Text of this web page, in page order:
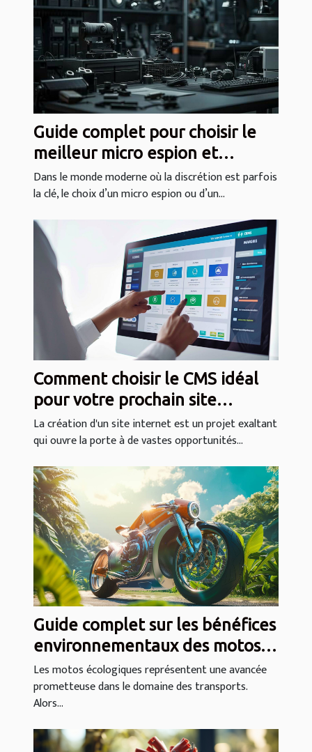
Guide complet pour choisir le
meilleur micro espion et
enregistreur vocal
Dans le monde moderne où la discrétion est parfois
la clé, le choix d’un micro espion ou d’un...
Comment choisir le CMS idéal
pour votre prochain site
internet
La création d'un site internet est un projet exaltant
qui ouvre la porte à de vastes opportunités...
Guide complet sur les bénéfices
environnementaux des motos
écologiques
Les motos écologiques représentent une avancée
prometteuse dans le domaine des transports.
Alors...